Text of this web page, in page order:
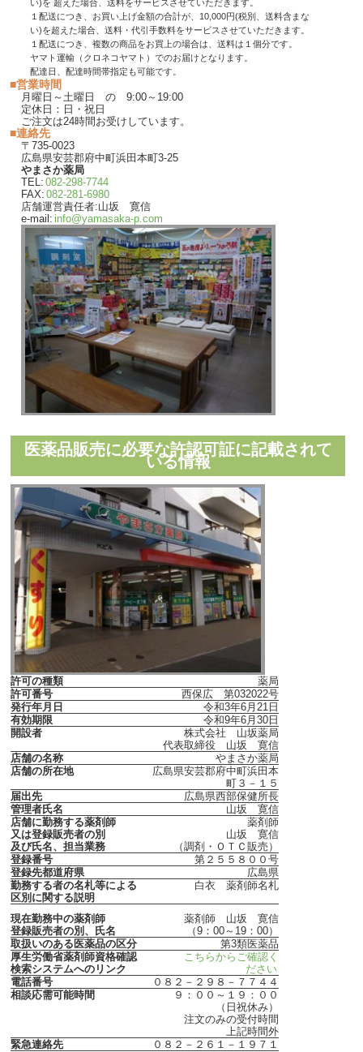
い)を 超えた場合、送料をサービスさせていただきます。
１配送につき、お買い上げ金額の合計が、10,000円(税別、送料含まな
い)を超えた場合、送料・代引手数料をサービスさせていただきます。
１配送につき、複数の商品をお買上の場合は、送料は１個分です。
ヤマト運輸（クロネコヤマト）でのお届けとなります。
配達日、配達時間帯指定も可能です。
■営業時間
月曜日～土曜日 の 9:00～19:00
定休日：日・祝日
ご注文は24時間お受けしています。
■連絡先
〒735-0023
広島県安芸郡府中町浜田本町3-25
やまさか薬局
TEL: 082-298-7744
FAX: 082-281-6980
店舗運営責任者:山坂 寛信
e-mail: info@yamasaka-p.com
医薬品販売に必要な許認可証に記載されて
いる情報
許可の種類
薬局
許可番号
西保広 第032022号
発行年月日
令和3年6月21日
有効期限
令和9年6月30日
開設者
株式会社 山坂薬局
代表取締役 山坂 寛信
店舗の名称
やまさか薬局
店舗の所在地
広島県安芸郡府中町浜田本
町３－１５
届出先
広島県西部保健所長
管理者氏名
山坂 寛信
店舗に勤務する薬剤師
又は登録販売者の別
及び氏名、担当業務
薬剤師
山坂 寛信
（調剤・ＯＴＣ販売）
登録番号
第２５５８００号
登録先都道府県
広島県
勤務する者の名札等による
区別に関する説明
白衣 薬剤師名札
現在勤務中の薬剤師
登録販売者の別、氏名
薬剤師 山坂 寛信
（9：00～19：00）
取扱いのある医薬品の区分
第3類医薬品
厚生労働省薬剤師資格確認
検索システムへのリンク
こちらからご確認く
ださい
電話番号
０８２－２９８－７７４４
相談応需可能時間
９：００～１９：００
（日祝休み）
注文のみの受付時間
上記時間外
緊急連絡先
０８２－２６１－１９７１